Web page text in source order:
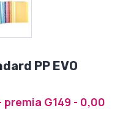
PP EVO
premia G149 - 0,00